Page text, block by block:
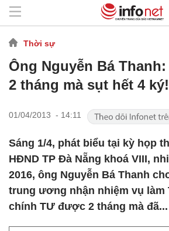
Thời sự
Ông Nguyễn Bá
2 tháng mà sụt hết 4
01/04/2013 - 14:11
Sáng 1/4, phát biểu tại kỳ họp
HĐND TP Đà Nẵng khoá VIII,
2016, ông Nguyễn Bá Thanh
trung ương nhận nhiệm vụ làm
chính TƯ được 2 tháng mà